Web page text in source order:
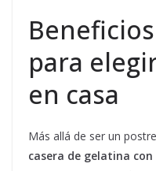
para
en casa
Más allá de ser un
casera de gelatina